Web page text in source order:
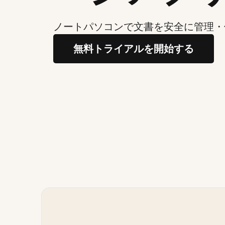
ノートパソコンで文書を安全に管理
無料トライアルを開始する